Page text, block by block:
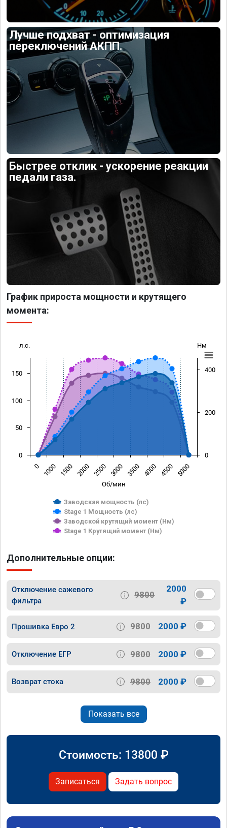
Лучше подхват - оптимизация
переключений АКПП.
Быстрее отклик - ускорение реакции
педали газа.
График прироста мощности и крутящего
момента:
Об/мин
л.с. Нм
Заводская мощность (лс)
Stage 1 Мощность (лс)
Заводской крутящий момент (Нм)
Stage 1 Крутящий момент (Нм)
0 1000 1500 2000 2500 3000 3500 4000 4500 5000
0
50
100
150
0
200
400
Дополнительные опции:
Отключение сажевого
фильтра
9800
2000
₽
Прошивка Евро 2 9800 2000 ₽
Отключение ЕГР 9800 2000 ₽
Возврат стока 9800 2000 ₽
Показать все
Стоимость: 13800 ₽
Записаться Задать вопрос